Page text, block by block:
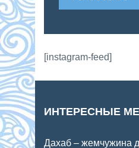
[instagram-feed]
ИНТЕРЕСНЫЕ
Дахаб – жемчужина